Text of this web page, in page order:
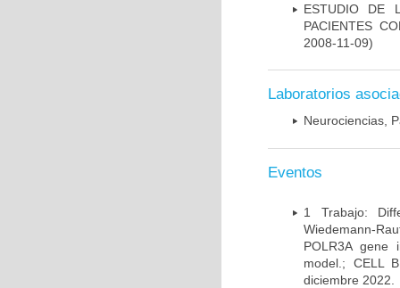
ESTUDIO DE
PACIENTES
2008-11-09)
Laboratorios
Neurociencias,
Eventos
1 Trabajo:
Wiedemann-
POLR3A gene
model.; CELL
diciembre 2022.